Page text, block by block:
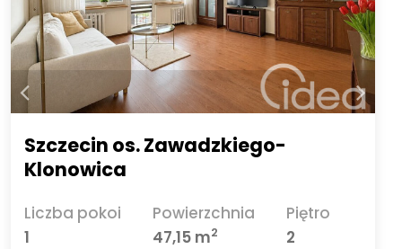
Szczecin os. Zawadzkiego-
Klonowica
Liczba pokoi
1
Powierzchnia
47,15 m2
Piętro
2